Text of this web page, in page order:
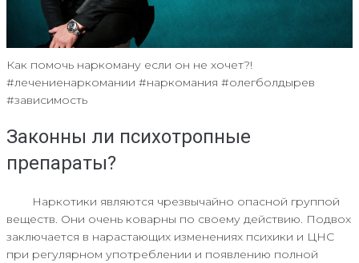
Как помочь наркоману если он не хочет?!
#лечениенаркомании #наркомания #олегболдырев
#зависимость
Законны ли психотропные
препараты?
Наркотики являются чрезвычайно опасной группой
веществ. Они очень коварны по своему действию. Подвох
заключается в нарастающих изменениях психики и ЦНС
при регулярном употреблении и появлению полной